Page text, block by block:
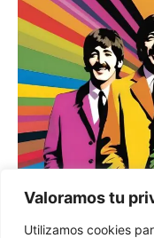
Valoramos tu
Utilizamos cookies